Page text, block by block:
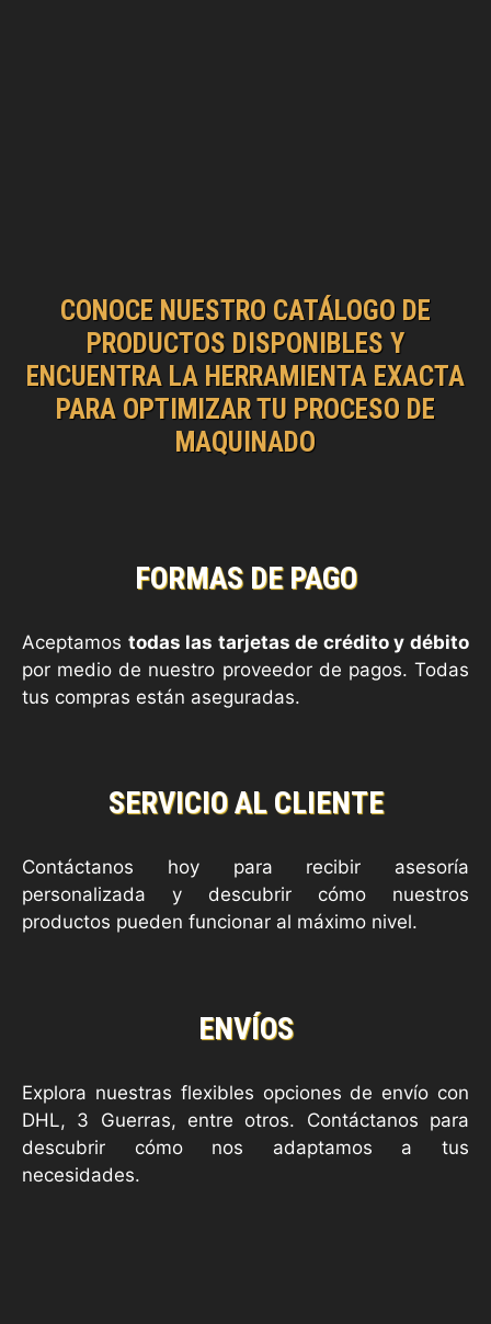
CONOCE NUESTRO CATÁLOGO DE
PRODUCTOS DISPONIBLES Y
ENCUENTRA LA HERRAMIENTA EXACTA
PARA OPTIMIZAR TU PROCESO DE
MAQUINADO
FORMAS DE PAGO
Aceptamos todas las tarjetas de crédito y débito
por medio de nuestro proveedor de pagos. Todas
tus compras están aseguradas.
SERVICIO AL CLIENTE
Contáctanos hoy para recibir asesoría
personalizada y descubrir cómo nuestros
productos pueden funcionar al máximo nivel.
ENVÍOS
Explora nuestras flexibles opciones de envío con
DHL, 3 Guerras, entre otros. Contáctanos para
descubrir cómo nos adaptamos a tus
necesidades.